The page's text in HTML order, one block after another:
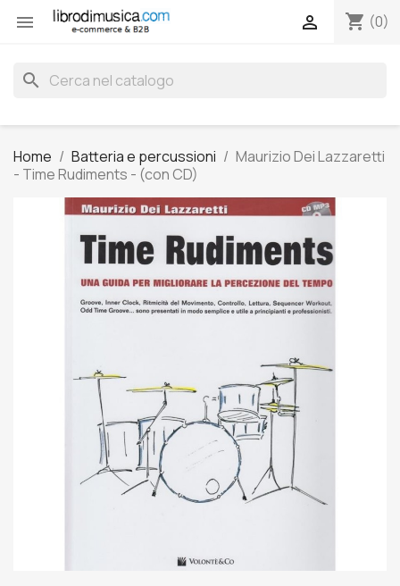
 shopping_cart (0)

search
Home Batteria e percussioni
Maurizio Dei Lazzaretti
- Time Rudiments - (con CD)